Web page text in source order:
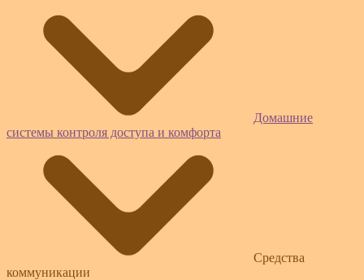
Домашние
системы контроля доступа и комфорта
Средства
коммуникации